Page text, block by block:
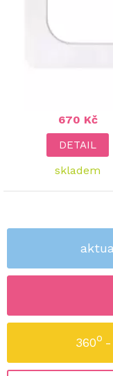
670 Kč
DETAIL
skladem
360o
-